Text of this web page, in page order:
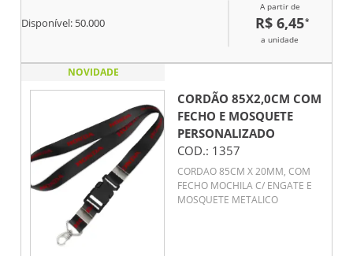
Disponível: 50.000
A partir de
R$ 6,45*
a unidade
NOVIDADE
CORDÃO 85X2,0CM COM
FECHO E MOSQUETE
PERSONALIZADO
COD.: 1357
CORDAO 85CM X 20MM, COM
FECHO MOCHILA C/ ENGATE E
MOSQUETE METALICO